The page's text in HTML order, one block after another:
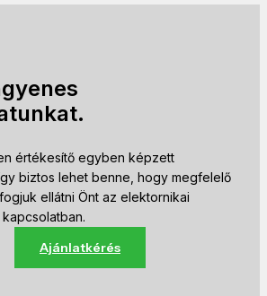
értékesítő egyben képzett
biztos lehet benne, hogy megfelelő
ellátni Önt az elektornikai
Ajánlatkérés